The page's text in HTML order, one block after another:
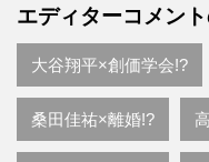
エディターコメン
大谷翔平×創価学会!?
桑田佳祐×離婚!?